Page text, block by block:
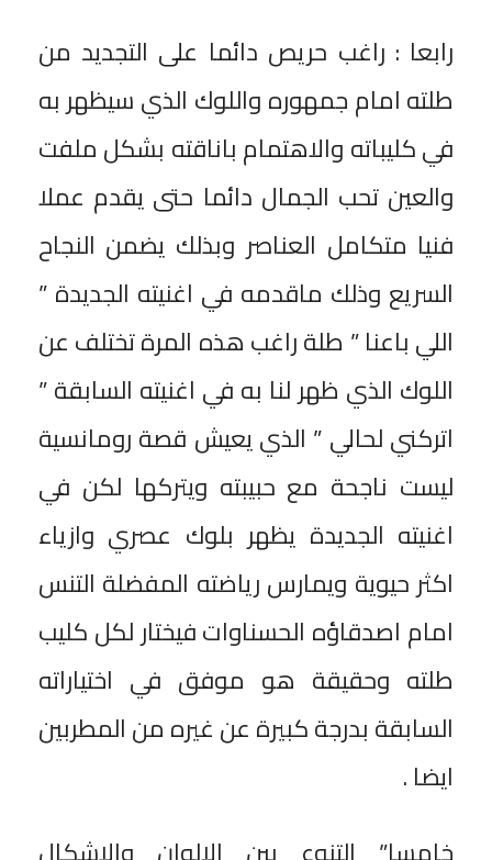
رابعا : راغب حريص دائما على التجديد من
طلته امام جمهوره واللوك الذي سيظهر به
في كليباته والاهتمام باناقته بشكل ملفت
والعين تحب الجمال دائما حتى يقدم عملا
فنيا متكامل العناصر وبذلك يضمن النجاح
السريع وذلك ماقدمه في اغنيته الجديدة ”
اللي باعنا ” طلة راغب هذه المرة تختلف عن
اللوك الذي ظهر لنا به في اغنيته السابقة ”
اتركني لحالي ” الذي يعيش قصة رومانسية
ليست ناجحة مع حبيبته ويتركها لكن في
اغنيته الجديدة يظهر بلوك عصري وازياء
اكثر حيوية ويمارس رياضته المفضلة التنس
امام اصدقاؤه الحسناوات فيختار لكل كليب
طلته وحقيقة هو موفق في اختياراته
السابقة بدرجة كبيرة عن غيره من المطربين
ايضا .